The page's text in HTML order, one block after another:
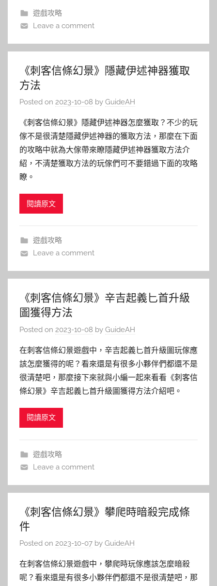
遊戲攻略
Leave a comment
《刺客信條幻景》隱藏伊述神器獲取
方法
Posted on 2023-10-08 by GuideAH
《刺客信條幻景》隱藏伊述神器怎麼獲取？不少的玩
傢不是很清楚隱藏伊述神器的獲取方法，那麼在下面
的攻略中就為大傢帶來瞭隱藏伊述神器獲取方法介
紹，不清楚獲取方法的玩傢們可不要錯過下面的攻略
瞭。
閱讀原文
遊戲攻略
Leave a comment
《刺客信條幻景》辛吉起義匕首升級
圖獲得方法
Posted on 2023-10-08 by GuideAH
在刺客信條幻景遊戲中，辛吉起義匕首升級圖玩傢應
該怎麼獲得的呢？看來還是有很多小夥伴們都還不是
很清楚吧，那麼接下來就與小編一起來看看《刺客信
條幻景》辛吉起義匕首升級圖獲得方法介紹吧。
閱讀原文
遊戲攻略
Leave a comment
《刺客信條幻景》攀爬時暗殺完成條
件
Posted on 2023-10-07 by GuideAH
在刺客信條幻景遊戲中，攀爬時玩傢應該怎麼暗殺
呢？看來還是有很多小夥伴們都還不是很清楚吧，那